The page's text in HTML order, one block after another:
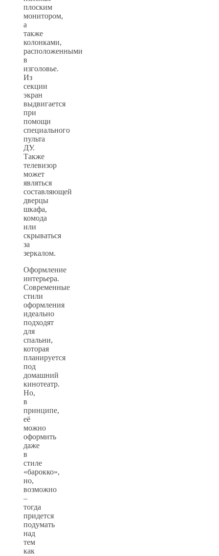
плоским
монитором,
а
также
колонками,
расположенными
в
изголовье.
Из
секции
экран
выдвигается
при
помощи
специального
пульта
ДУ.
Также
телевизор
может
являться
составляющей
дверцы
шкафа,
комода
или
скрываться
за
зеркалом.
Оформление
интерьера.
Современные
стили
оформления
идеально
подходят
для
спальни,
которая
планируется
под
домашний
кинотеатр.
Но,
в
принципе,
её
можно
оформить
даже
в
стиле
«барокко»,
но,
возможно
–
тогда
придется
подумать
над
тем
как